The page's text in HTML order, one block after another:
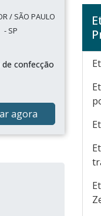
/ SÃO PAULO
- SP
confecção
agora